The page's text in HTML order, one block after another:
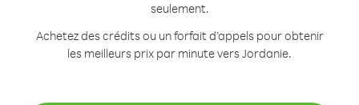
seulement.
Achetez des crédits ou un forfait d’appels pour obtenir
les meilleurs prix par minute vers Jordanie.